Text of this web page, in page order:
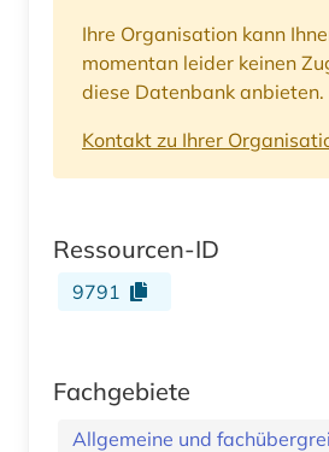
Ihre Organisation kann
momentan leider keinen
diese Datenbank anbieten.
Kontakt zu Ihrer
Ressourcen-ID
9791
Fachgebiete
Allgemeine und